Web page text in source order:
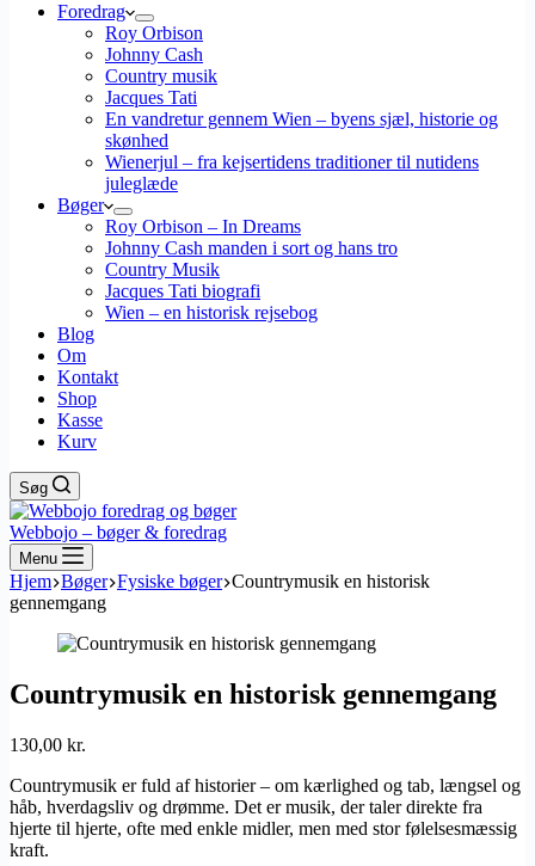
Foredrag
Roy Orbison
Johnny Cash
Country musik
Jacques Tati
En vandretur gennem Wien – byens sjæl, historie og
skønhed
Wienerjul – fra kejsertidens traditioner til nutidens
juleglæde
Bøger
Roy Orbison – In Dreams
Johnny Cash manden i sort og hans tro
Country Musik
Jacques Tati biografi
Wien – en historisk rejsebog
Blog
Om
Kontakt
Shop
Kasse
Kurv
Søg
Webbojo – bøger & foredrag
Menu
Hjem Bøger Fysiske bøger Countrymusik en historisk
gennemgang
Countrymusik en historisk gennemgang
130,00 kr.
Countrymusik er fuld af historier – om kærlighed og tab, længsel og
håb, hverdagsliv og drømme. Det er musik, der taler direkte fra
hjerte til hjerte, ofte med enkle midler, men med stor følelsesmæssig
kraft.